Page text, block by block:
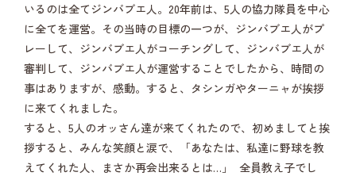
いるのは全てジンバブエ人。20年前は、5人の協力隊員を中心
に全てを運営。その当時の目標の一つが、ジンバブエ人がプ
レーして、ジンバブエ人がコーチングして、ジンバブエ人が
審判して、ジンバブエ人が運営することでしたから、時間の
事はありますが、感動。すると、タシンガやターニャが挨拶
に来てくれました。
すると、5人のオッさん達が来てくれたので、初めましてと挨
拶すると、みんな笑顔と涙で、「あなたは、私達に野球を教
えてくれた人、まさか再会出来るとは…」 全員教え子でし